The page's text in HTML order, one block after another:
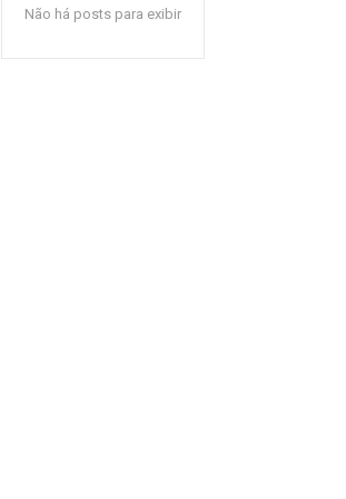
Não há posts para exibir